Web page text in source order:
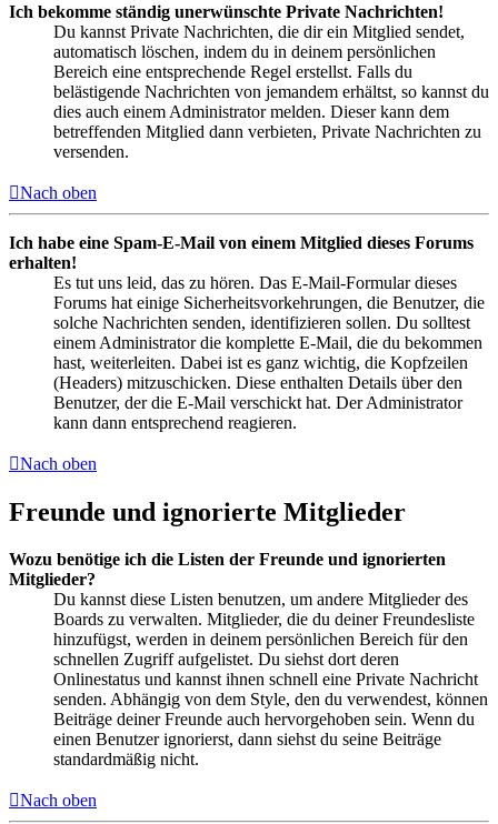
Ich bekomme ständig unerwünschte Private Nachrichten!
Du kannst Private Nachrichten, die dir ein Mitglied sendet,
automatisch löschen, indem du in deinem persönlichen
Bereich eine entsprechende Regel erstellst. Falls du
belästigende Nachrichten von jemandem erhältst, so kannst du
dies auch einem Administrator melden. Dieser kann dem
betreffenden Mitglied dann verbieten, Private Nachrichten zu
versenden.
Nach oben
Ich habe eine Spam-E-Mail von einem Mitglied dieses Forums
erhalten!
Es tut uns leid, das zu hören. Das E-Mail-Formular dieses
Forums hat einige Sicherheitsvorkehrungen, die Benutzer, die
solche Nachrichten senden, identifizieren sollen. Du solltest
einem Administrator die komplette E-Mail, die du bekommen
hast, weiterleiten. Dabei ist es ganz wichtig, die Kopfzeilen
(Headers) mitzuschicken. Diese enthalten Details über den
Benutzer, der die E-Mail verschickt hat. Der Administrator
kann dann entsprechend reagieren.
Nach oben
Freunde und ignorierte Mitglieder
Wozu benötige ich die Listen der Freunde und ignorierten
Mitglieder?
Du kannst diese Listen benutzen, um andere Mitglieder des
Boards zu verwalten. Mitglieder, die du deiner Freundesliste
hinzufügst, werden in deinem persönlichen Bereich für den
schnellen Zugriff aufgelistet. Du siehst dort deren
Onlinestatus und kannst ihnen schnell eine Private Nachricht
senden. Abhängig von dem Style, den du verwendest, können
Beiträge deiner Freunde auch hervorgehoben sein. Wenn du
einen Benutzer ignorierst, dann siehst du seine Beiträge
standardmäßig nicht.
Nach oben